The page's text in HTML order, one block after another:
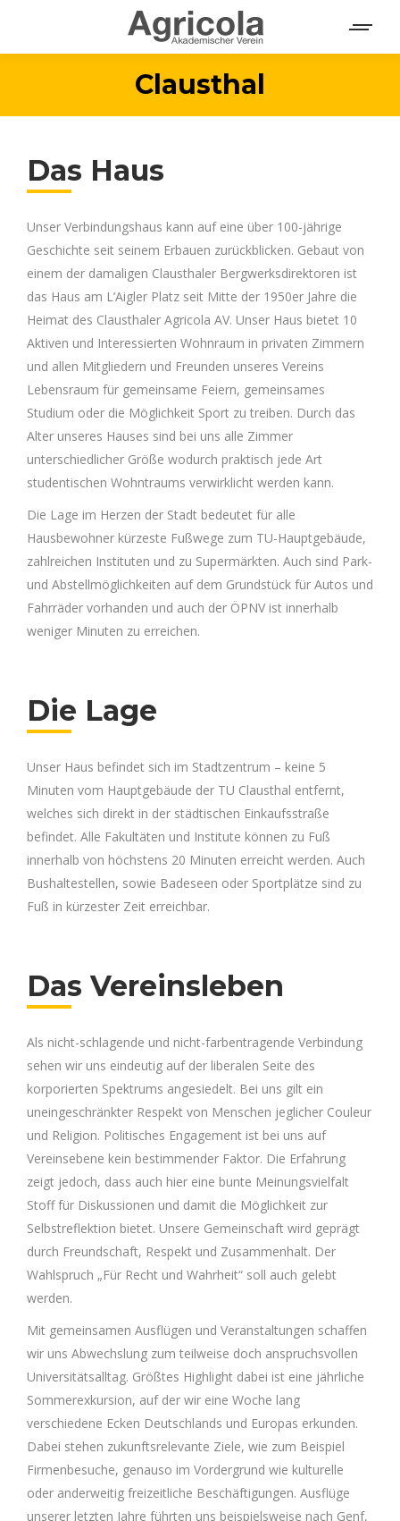
Clausthal
Das Haus
Unser Verbindungshaus kann auf eine über 100-jährige
Geschichte seit seinem Erbauen zurückblicken. Gebaut von
einem der damaligen Clausthaler Bergwerksdirektoren ist
das Haus am L’Aigler Platz seit Mitte der 1950er Jahre die
Heimat des Clausthaler Agricola AV. Unser Haus bietet 10
Aktiven und Interessierten Wohnraum in privaten Zimmern
und allen Mitgliedern und Freunden unseres Vereins
Lebensraum für gemeinsame Feiern, gemeinsames
Studium oder die Möglichkeit Sport zu treiben. Durch das
Alter unseres Hauses sind bei uns alle Zimmer
unterschiedlicher Größe wodurch praktisch jede Art
studentischen Wohntraums verwirklicht werden kann.
Die Lage im Herzen der Stadt bedeutet für alle
Hausbewohner kürzeste Fußwege zum TU-Hauptgebäude,
zahlreichen Instituten und zu Supermärkten. Auch sind Park-
und Abstellmöglichkeiten auf dem Grundstück für Autos und
Fahrräder vorhanden und auch der ÖPNV ist innerhalb
weniger Minuten zu erreichen.
Die Lage
Unser Haus befindet sich im Stadtzentrum – keine 5
Minuten vom Hauptgebäude der TU Clausthal entfernt,
welches sich direkt in der städtischen Einkaufsstraße
befindet. Alle Fakultäten und Institute können zu Fuß
innerhalb von höchstens 20 Minuten erreicht werden. Auch
Bushaltestellen, sowie Badeseen oder Sportplätze sind zu
Fuß in kürzester Zeit erreichbar.
Das Vereinsleben
Als nicht-schlagende und nicht-farbentragende Verbindung
sehen wir uns eindeutig auf der liberalen Seite des
korporierten Spektrums angesiedelt. Bei uns gilt ein
uneingeschränkter Respekt von Menschen jeglicher Couleur
und Religion. Politisches Engagement ist bei uns auf
Vereinsebene kein bestimmender Faktor. Die Erfahrung
zeigt jedoch, dass auch hier eine bunte Meinungsvielfalt
Stoff für Diskussionen und damit die Möglichkeit zur
Selbstreflektion bietet. Unsere Gemeinschaft wird geprägt
durch Freundschaft, Respekt und Zusammenhalt. Der
Wahlspruch „Für Recht und Wahrheit“ soll auch gelebt
werden.
Mit gemeinsamen Ausflügen und Veranstaltungen schaffen
wir uns Abwechslung zum teilweise doch anspruchsvollen
Universitätsalltag. Größtes Highlight dabei ist eine jährliche
Sommerexkursion, auf der wir eine Woche lang
verschiedene Ecken Deutschlands und Europas erkunden.
Dabei stehen zukunftsrelevante Ziele, wie zum Beispiel
Firmenbesuche, genauso im Vordergrund wie kulturelle
oder anderweitig freizeitliche Beschäftigungen. Ausflüge
unserer letzten Jahre führten uns beispielsweise nach Genf,